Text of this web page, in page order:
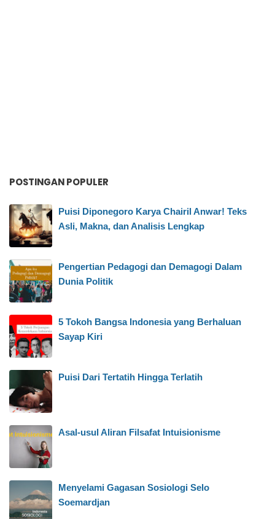
POSTINGAN POPULER
Puisi Diponegoro Karya Chairil Anwar! Teks
Asli, Makna, dan Analisis Lengkap
Pengertian Pedagogi dan Demagogi Dalam
Dunia Politik
5 Tokoh Bangsa Indonesia yang Berhaluan
Sayap Kiri
Puisi Dari Tertatih Hingga Terlatih
Asal-usul Aliran Filsafat Intuisionisme
Menyelami Gagasan Sosiologi Selo
Soemardjan